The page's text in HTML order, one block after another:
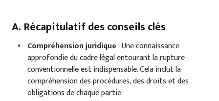
A. Récapitulatif des conseils clés
Compréhension juridique: Une connaissance
approfondie du cadre légal entourant la rupture
conventionnelle est indispensable. Cela inclut la
compréhension des procédures, des droits et des
obligations de chaque partie.